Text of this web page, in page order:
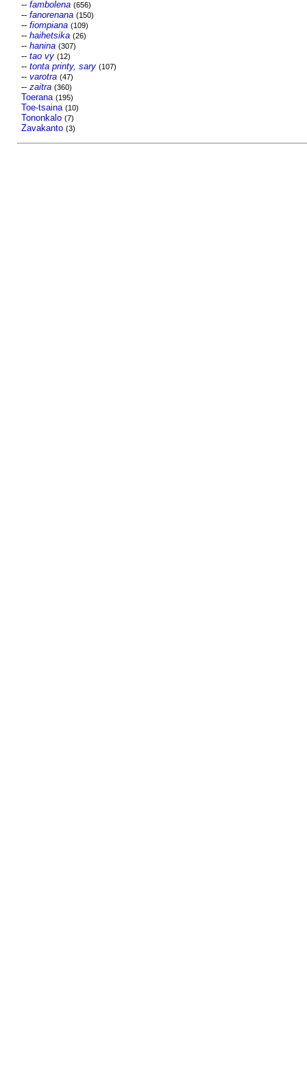
-- fambolena (656)
-- fanorenana (150)
-- fiompiana (109)
-- haihetsika (26)
-- hanina (307)
-- tao vy (12)
-- tonta printy, sary (107)
-- varotra (47)
-- zaitra (360)
Toerana (195)
Toe-tsaina (10)
Tononkalo (7)
Zavakanto (3)